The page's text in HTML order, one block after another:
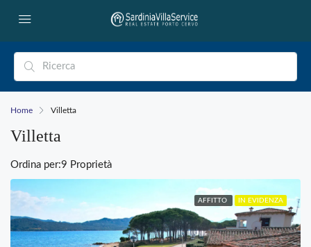
Home Villetta
Villetta
9 Proprietà
Ordina per:
AFFITTO IN EVIDENZA